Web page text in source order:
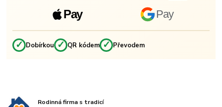
Pay Pay
✓ Dobírkou ✓ QR kódem ✓ Převodem
Rodinná firma s tradicí